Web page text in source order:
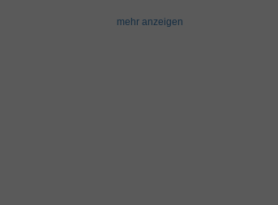
mehr anzeigen